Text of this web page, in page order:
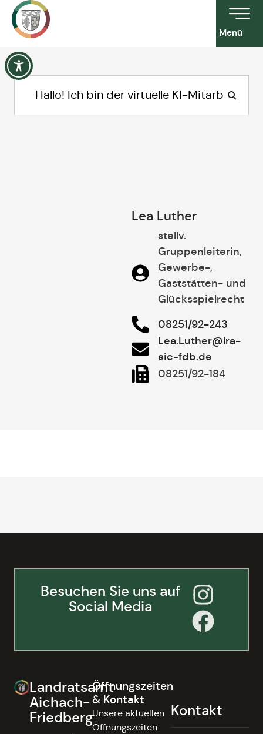
Menü
Lea Luther
stellv.
Gruppenleiterin,
Gewerbe-,
Gaststätten- und
Glücksspielrecht
08251/92-243
Lea.Luther@lra-
aic-fdb.de
08251/92-184
Besuchen Sie uns auf
Social Media
Landratsamt
Aichach-
Friedberg
Öffnungszeiten
& Kontakt
Unsere aktuellen
Öffnungszeiten
Kontakt